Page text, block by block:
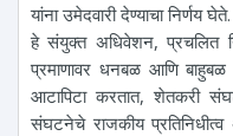
यांना उमेदवारी देण्याचा निर्णय घेते.
हे संयुक्त अधिवेशन, प्रचलित
प्रमाणावर धनबळ आणि बाहुबळ
आटापिटा करतात, शेतकरी
संघटनेचे राजकीय